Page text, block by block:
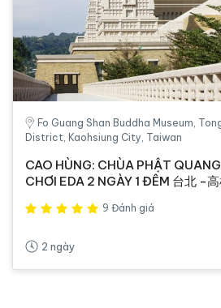
Fo Guang Shan Buddha Museum,
District, Kaohsiung City, Taiwan
CAO HÙNG: CHÙA PHẬT
CHƠI EDA 2 NGÀY 1 ĐÊM 台北 -
9 Đánh giá
2 ngày